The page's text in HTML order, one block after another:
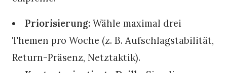
Priorisierung: Wähle maximal drei
Themen pro Woche (z. B. Aufschlagstabilität,
Return-Präsenz, Netztaktik).